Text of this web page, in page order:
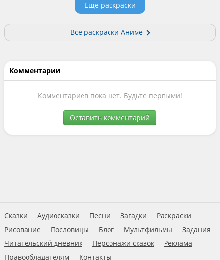
Еще раскраски
Все раскраски Аниме
Комментарии
Комментариев пока нет. Будьте первыми!
Оставить комментарий
Сказки Аудиосказки Песни Загадки
Раскраски
Рисование
Пословицы Блог Мультфильмы
Задания
Читательский дневник
Персонажи сказок
Реклама
Правообладателям
Контакты